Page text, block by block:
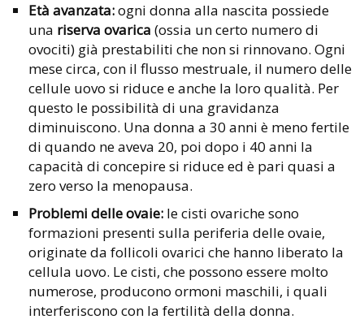
Età avanzata:ogni donna alla nascita possiede
una riserva ovarica (ossia un certo numero di
ovociti) già prestabiliti che non si rinnovano. Ogni
mese circa, con il flusso mestruale, il numero delle
cellule uovo si riduce e anche la loro qualità. Per
questo le possibilità di una gravidanza
diminuiscono. Una donna a 30 anni è meno fertile
di quando ne aveva 20, poi dopo i 40 anni la
capacità di concepire si riduce ed è pari quasi a
zero verso la menopausa.
Problemi delle ovaie: le cisti ovariche sono
formazioni presenti sulla periferia delle ovaie,
originate da follicoli ovarici che hanno liberato la
cellula uovo. Le cisti, che possono essere molto
numerose, producono ormoni maschili, i quali
interferiscono con la fertilità della donna.